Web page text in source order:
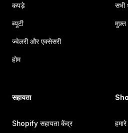
कपड़े
ब्यूटी
ज्वेलरी और एक्सेसरी
होम
सभी
मुफ़्त
सहायता
Shopify सहायता केंद्र